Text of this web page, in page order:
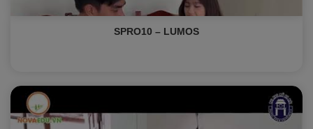
SPRO10 – LUMOS